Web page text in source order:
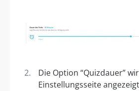
Die Option “Quizdauer”
Einstellungsseite